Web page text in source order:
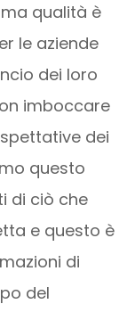
qualità è
le aziende
dei loro
imboccare
dei
questo
di ciò che
e questo è
di
del